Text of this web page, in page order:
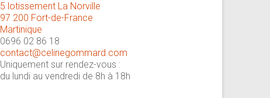
5 lotissement La Norville
97 200 Fort-de-France
Martinique
0696 02 86 18
contact@celinegommard.com
Uniquement sur rendez-vous :
du lundi au vendredi de 8h à 18h